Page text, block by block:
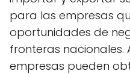
para las empresas
oportunidades de
fronteras nacionales.
empresas pueden